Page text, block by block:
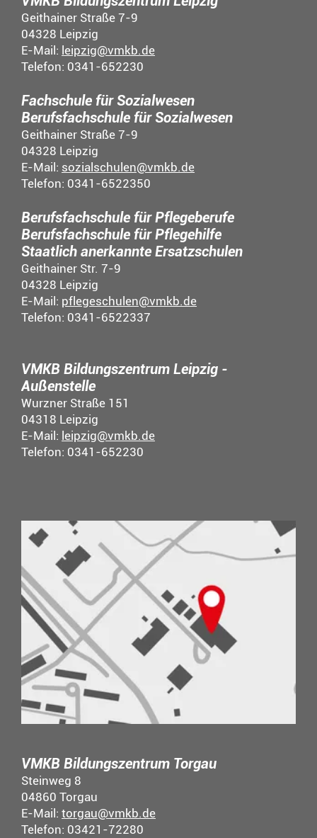
Geithainer Straße 7-9
04328 Leipzig
E-Mail: leipzig@vmkb.de
Telefon: 0341-652230
Fachschule für Sozialwesen
Berufsfachschule für Sozialwesen
Geithainer Straße 7-9
04328 Leipzig
E-Mail: sozialschulen@vmkb.de
Telefon: 0341-6522350
Berufsfachschule für Pflegeberufe
Berufsfachschule für Pflegehilfe
Staatlich anerkannte Ersatzschulen
Geithainer Str. 7-9
04328 Leipzig
E-Mail: pflegeschulen@vmkb.de
Telefon: 0341-6522337
VMKB Bildungszentrum Leipzig -
Außenstelle
Wurzner Straße 151
04318 Leipzig
E-Mail: leipzig@vmkb.de
Telefon: 0341-652230
VMKB Bildungszentrum Torgau
Steinweg 8
04860 Torgau
E-Mail: torgau@vmkb.de
Telefon: 03421-72280